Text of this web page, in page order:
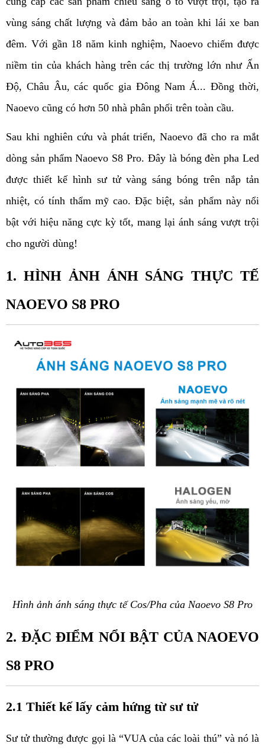
vùng sáng chất lượng và đảm bảo an toàn khi lái xe ban
đêm. Với gần 18 năm kinh nghiệm, Naoevo chiếm được
niềm tin của khách hàng trên các thị trường lớn như Ấn
Độ, Châu Âu, các quốc gia Đông Nam Á... Đồng thời,
Naoevo cũng có hơn 50 nhà phân phối trên toàn cầu.
Sau khi nghiên cứu và phát triển, Naoevo đã cho ra mắt
dòng sản phẩm Naoevo S8 Pro. Đây là bóng đèn pha Led
được thiết kế hình sư tử vàng sáng bóng trên nắp tản
nhiệt, có tính thẩm mỹ cao. Đặc biệt, sản phẩm này nổi
bật với hiệu năng cực kỳ tốt, mang lại ánh sáng vượt trội
cho người dùng!
1. HÌNH ẢNH ÁNH SÁNG THỰC TẾ
NAOEVO S8 PRO
Hình ảnh ánh sáng thực tế Cos/Pha của Naoevo S8 Pro
2. ĐẶC ĐIỂM NỔI BẬT CỦA NAOEVO
S8 PRO
2.1 Thiết kế lấy cảm hứng từ sư tử
Sư tử thường được gọi là “VUA của các loài thú” và nó là